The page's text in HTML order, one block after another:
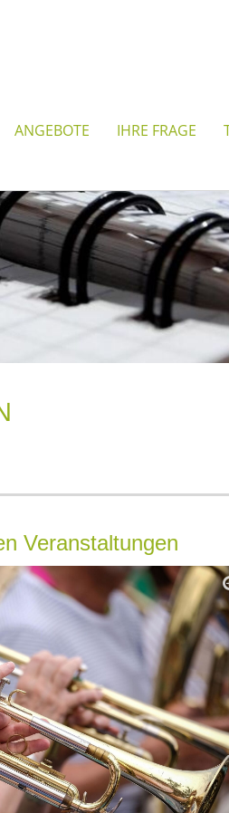
ANGEBOTE IHRE FRAGE
Veranstaltungen